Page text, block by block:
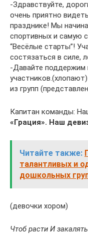
-Здравствуйте,
очень приятно
празднике! Мы
спортивных и самую
“Весёлые старты”!
состязаться в силе,
-Давайте поддержим
из групп
Капитан команды:
«Грация». Наш
Читайте также:
талантливых и
дошкольных
(девочки хором)
Чтоб расти И закалять